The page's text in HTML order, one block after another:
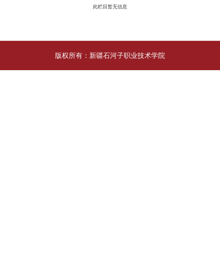
此栏目暂无信息
版权所有：新疆石河子职业技术学院